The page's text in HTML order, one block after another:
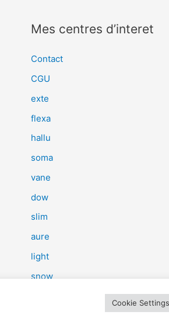
e
e
r
:
Mes centres d’interet
Contact
CGU
exte
flexa
hallu
soma
vane
dow
slim
aure
light
snow
Cookie Settings